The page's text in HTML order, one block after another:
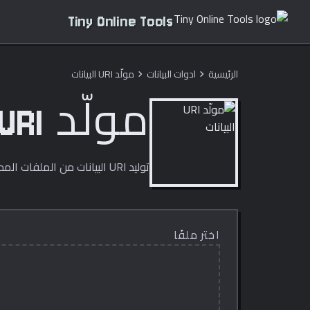
Tiny Online Tools
الرئيسية chevron_right ادوات البيانات chevron_right مولّد URI البيانات
مولّد URI البيانات
توليد URI البيانات من الملفات المحلية دون رفعها.
اختر ملفًا